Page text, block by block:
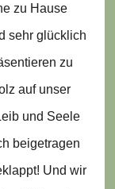
zu Hause
sehr glücklich
zu
auf unser
und Seele
beigetragen
Und wir